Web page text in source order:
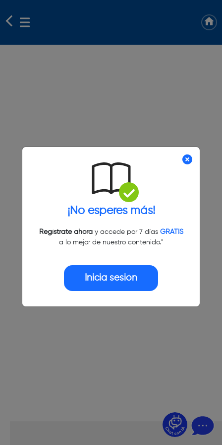
¡No esperes más!
Regístrate ahoray accede por 7 días GRATIS
a lo mejor de nuestro contenido."
Inicia sesión